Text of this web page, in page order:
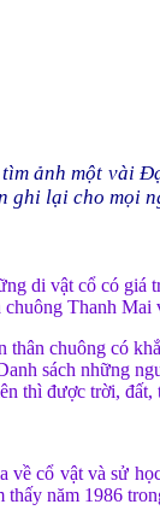
ảnh một vài
ghi lại cho mọi
di vật cổ có giá
Thanh Mai
thân chuông có
sách những
thì được trời,
về cổ vật và sử
năm 1986